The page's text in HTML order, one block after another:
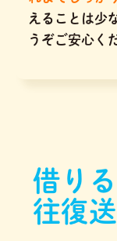
えることは少
うぞご安心く
借り
往復